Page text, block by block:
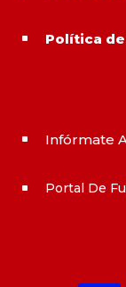
^ Política
^ Infórmate
^ Portal De